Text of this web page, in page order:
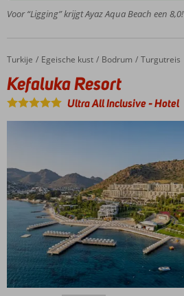
Gumbet
Ruime
kamers
met
glijbanen
Voor “Ligging” krijgt Ayaz Aqua Beach een 8,0!
Home
Turkije Egeische kust Bodrum Turgutreis
Kefaluka Resort
Kefaluka Resort
Ultra All Inclusive-Hotel